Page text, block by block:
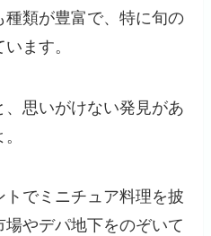
類が豊富で、特に旬の
ます。
思いがけない発見があ
でミニチュア料理を披
やデパ地下をのぞいて